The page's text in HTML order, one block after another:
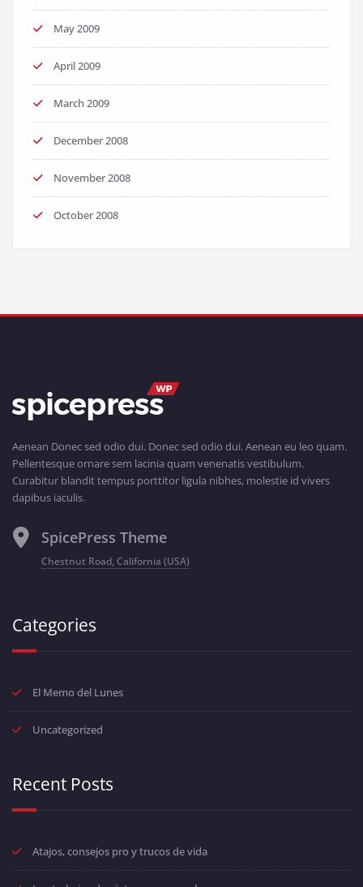
May 2009
April 2009
March 2009
December 2008
November 2008
October 2008
Aenean Donec sed odio dui. Donec sed odio dui. Aenean eu leo quam.
Pellentesque ornare sem lacinia quam venenatis vestibulum.
Curabitur blandit tempus porttitor ligula nibhes, molestie id vivers
dapibus iaculis.
SpicePress Theme
Chestnut Road, California (USA)
Categories
El Memo del Lunes
Uncategorized
Recent Posts
Atajos, consejos pro y trucos de vida